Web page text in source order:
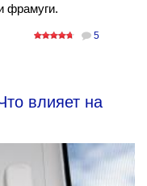
фрамуги.
5
влияет на